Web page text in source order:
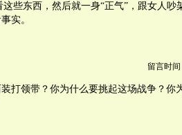
这些东西，然后就一身“正气”，跟女人吵
实。
留言时间
打领带？你为什么要挑起这场战争？你